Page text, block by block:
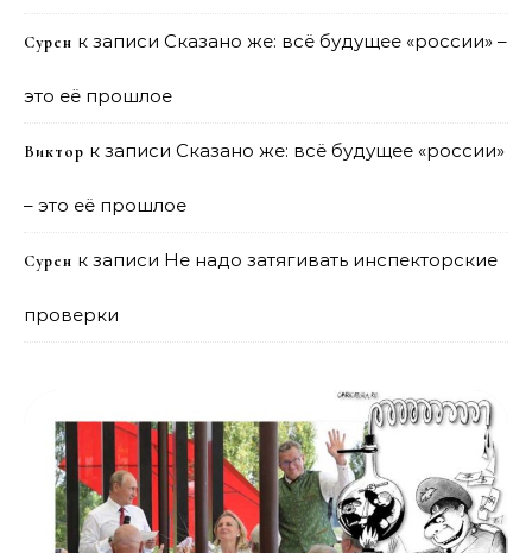
Сурен к записи Сказано же: всё будущее «россии» –
это её прошлое
Виктор к записи Сказано же: всё будущее «россии»
– это её прошлое
Сурен к записи Не надо затягивать инспекторские
проверки